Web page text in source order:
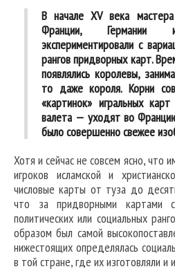
В начале XV века
Франции,
экспериментировали с
рангов придворных карт.
появлялись королевы,
то даже короля. Корни
«картинок» игральных
валета — уходят во
было совершенно свежее
Хотя и сейчас не совсем ясно, что
игроков исламской и
числовые карты от туза до
что за придворными картами
политических или социальных
образом был самой
нижестоящих определялась
в той стране, где их изготовляли и